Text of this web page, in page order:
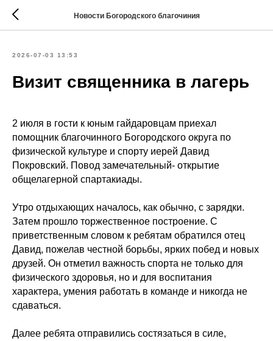
Новости Богородского благочиния
2026-07-03 13:53
Визит священника в лагерь
2 июля в гости к юным гайдаровцам приехал
помощник благочинного Богородского округа по
физической культуре и спорту иерей Давид
Покровский. Повод замечательный- открытие
общелагерной спартакиады.
Утро отдыхающих началось, как обычно, с зарядки.
Затем прошло торжественное построение. С
приветственным словом к ребятам обратился отец
Давид, пожелав честной борьбы, ярких побед и новых
друзей. Он отметил важность спорта не только для
физического здоровья, но и для воспитания
характера, умения работать в команде и никогда не
сдаваться.
Далее ребята отправились состязаться в силе,